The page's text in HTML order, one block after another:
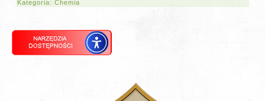
Kategoria:Chemia